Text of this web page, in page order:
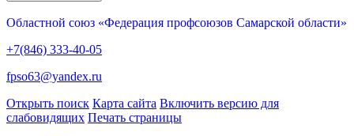
Областной союз «Федерация профсоюзов Самарской области»
+7(846) 333-40-05
fpso63@yandex.ru
Открыть поиск Карта сайта Включить версию для
слабовидящих Печать страницы